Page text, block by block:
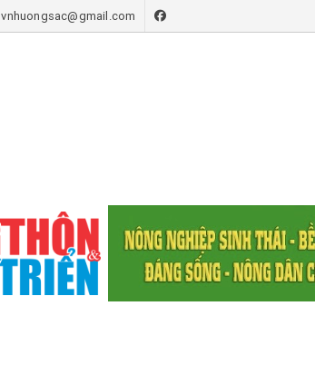
vnhuongsac@gmail.com